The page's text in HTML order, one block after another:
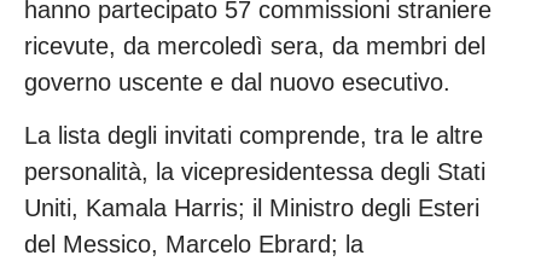
hanno partecipato 57 commissioni straniere
ricevute, da mercoledì sera, da membri del
governo uscente e dal nuovo esecutivo.
La lista degli invitati comprende, tra le altre
personalità, la vicepresidentessa degli Stati
Uniti, Kamala Harris; il Ministro degli Esteri
del Messico, Marcelo Ebrard; la